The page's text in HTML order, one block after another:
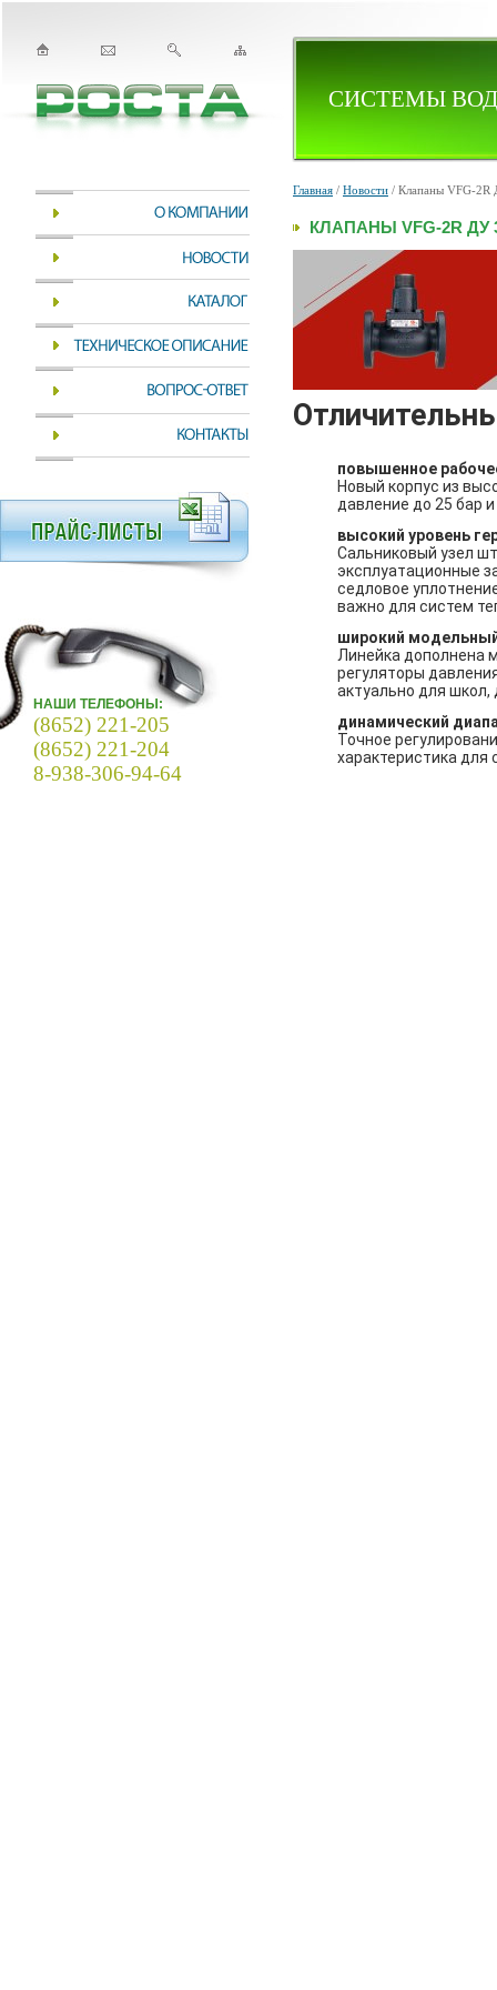
СИСТЕМЫ
НАШИ ТЕЛЕФОНЫ:
(8652) 221-205
(8652) 221-204
8-938-306-94-64
Главная / Новости / Клапаны VFG-2R
КЛАПАНЫ VFG-2R
повышенное
Новый корпус из
давление до 25 бар
высокий уровень
Сальниковый узел
эксплуатационные
седловое
важно для систем
широкий
Линейка дополнена
регуляторы
актуально для школ,
динамический
Точное
характеристика